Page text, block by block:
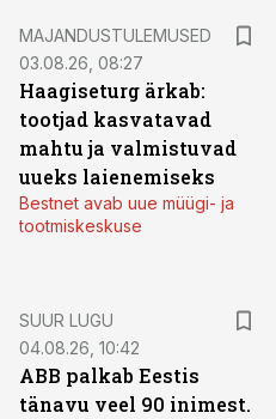
MAJANDUSTULEMUSED
03.08.26, 08:27
Haagiseturg ärkab:
tootjad kasvatavad
mahtu ja valmistuvad
uueks laienemiseks
Bestnet avab uue müügi- ja
tootmiskeskuse
SUUR LUGU
04.08.26, 10:42
ABB palkab Eestis
tänavu veel 90 inimest.